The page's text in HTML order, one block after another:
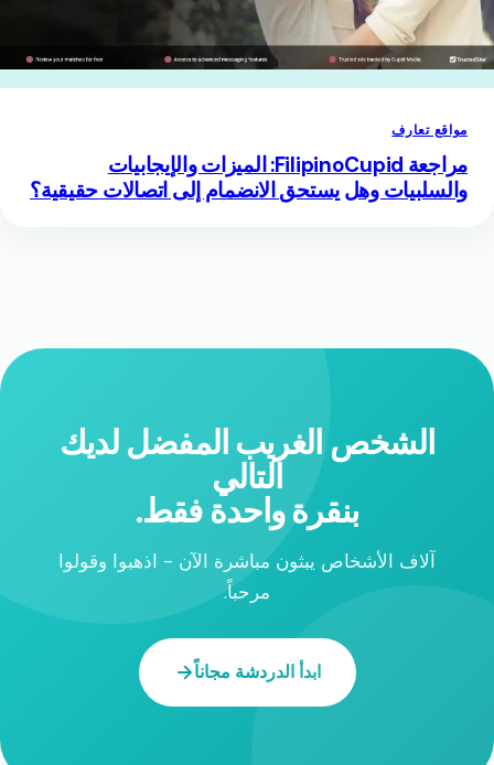
مواقع تعارف
مراجعة FilipinoCupid: الميزات والإيجابيات
والسلبيات وهل يستحق الانضمام إلى اتصالات حقيقية؟
الشخص الغريب المفضل لديك
التالي
بنقرة واحدة فقط.
آلاف الأشخاص يبثون مباشرة الآن - اذهبوا وقولوا
مرحباً.
ابدأ الدردشة مجاناً